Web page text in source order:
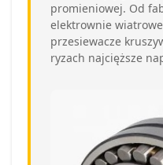
promieniowej. Od
elektrownie
przesiewacze
ryzach najcięższe